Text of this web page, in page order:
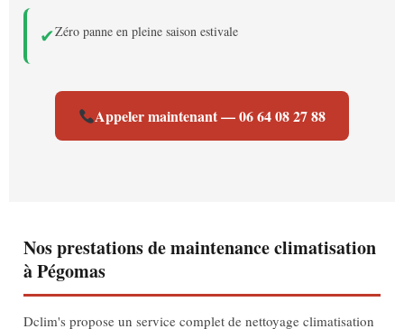
✔Zéro panne en pleine saison estivale
Appeler maintenant — 06 64 08 27 88
Nos prestations de maintenance climatisation
à Pégomas
Dclim's propose un service complet de nettoyage climatisation